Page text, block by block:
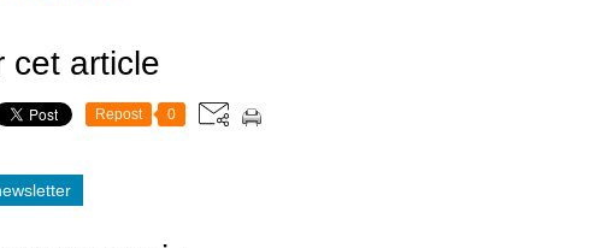
cet article
Repost 0